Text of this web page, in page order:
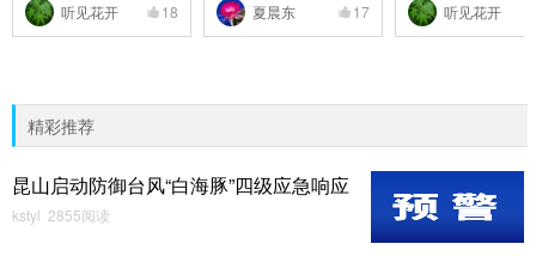
听见花开 18 夏晨东 17 听见花开
精彩推荐
昆山启动防御台风“白海豚”四级应急响应
kstyl 2855阅读